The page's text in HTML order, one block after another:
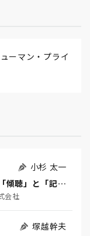
ーマン・プライ
小杉 太一
ハラスメント相談窓口担当者のための「傾聴」と「記録」フォーマット～二次被害（セカンドハラスメント）を防ぐための実務手引き～
会社
塚越幹夫